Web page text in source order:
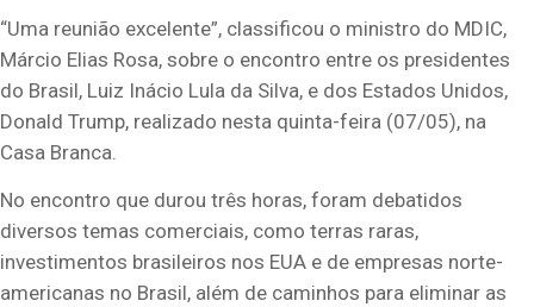
“Uma reunião excelente”, classificou o ministro do MDIC,
Márcio Elias Rosa, sobre o encontro entre os presidentes
do Brasil, Luiz Inácio Lula da Silva, e dos Estados Unidos,
Donald Trump, realizado nesta quinta-feira (07/05), na
Casa Branca.
No encontro que durou três horas, foram debatidos
diversos temas comerciais, como terras raras,
investimentos brasileiros nos EUA e de empresas norte-
americanas no Brasil, além de caminhos para eliminar as